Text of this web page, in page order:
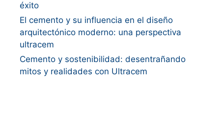
éxito
El cemento y su influencia en el diseño
arquitectónico moderno: una perspectiva
ultracem
Cemento y sostenibilidad: desentrañando
mitos y realidades con Ultracem